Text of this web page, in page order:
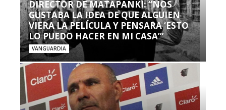
DIRECTOR DE MATAPANKI: “NOS
GUSTABA LA IDEA DE QUE ALGUIEN
VIERA LA PELÍCULA Y PENSARA ‘ESTO
LO PUEDO HACER EN MI CASA’”
VANGUARDIA